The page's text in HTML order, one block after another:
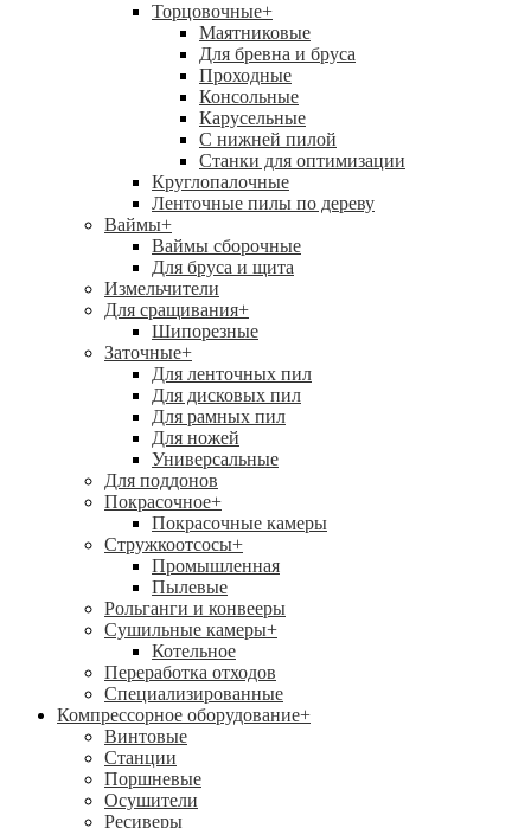
Торцовочные+
Маятниковые
Для бревна и бруса
Проходные
Консольные
Карусельные
С нижней пилой
Станки для оптимизации
Круглопалочные
Ленточные пилы по дереву
Ваймы+
Ваймы сборочные
Для бруса и щита
Измельчители
Для сращивания+
Шипорезные
Заточные+
Для ленточных пил
Для дисковых пил
Для рамных пил
Для ножей
Универсальные
Для поддонов
Покрасочное+
Покрасочные камеры
Стружкоотсосы+
Промышленная
Пылевые
Рольганги и конвееры
Сушильные камеры+
Котельное
Переработка отходов
Специализированные
Компрессорное оборудование+
Винтовые
Станции
Поршневые
Осушители
Ресиверы